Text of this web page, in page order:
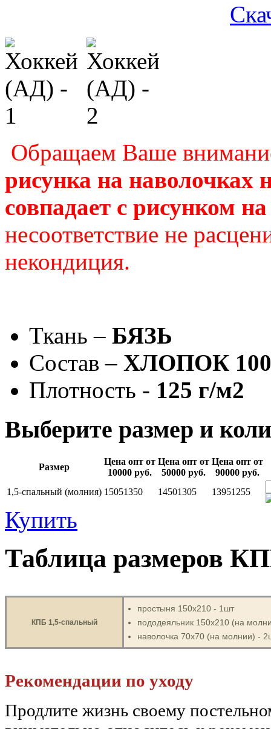
Обращаем Ваше
рисунка на наволочках
совпадает с рисунком
несоответствие не
некондиция.
Ткань – БЯЗЬ
Состав – ХЛОПОК
Плотность - 125 г/м2
Выберите размер и
Размер
Цена опт от
10000 руб.
Цена опт от
50000 руб.
Цена опт от
90000 руб.
1,5-спальный (молния) 15051350 14501305 13951255
Купить
Таблица размеров
КПБ 1,5-спальный
простыня 150х210 - 1шт
пододеяльник 150х210 (на
наволочка 70х70 (на молнии) -
Рекомендации по уходу
Продлите жизнь своему